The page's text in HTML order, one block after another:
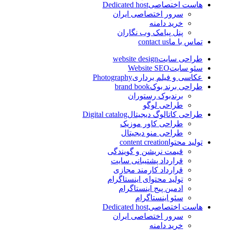
هاست اختصاصیDedicated host
سرور اختصاصی ایران
خرید دامنه
پنل پیامک وب نگاران
تماس با ماcontact us
طراحی سایتwebsite design
سئو سایتWebsite SEO
عکاسی و فیلم برداریPhotography
طراحی برند بوکbrand book
برندبوک رستوران
طراحی لوگو
طراحی کاتالوگ دیجیتالDigital catalog
طراحی کاور موزیک
طراحی منو دیجیتال
تولید محتوا content creation
قیمت نریشن و گویندگی
قرارداد پشتیبانی سایت
قرارداد کارمند مجازی
تولید محتوای اینستاگرام
ادمین پیج اینستاگرام
سئو اینستاگرام
هاست اختصاصیDedicated host
سرور اختصاصی ایران
خرید دامنه